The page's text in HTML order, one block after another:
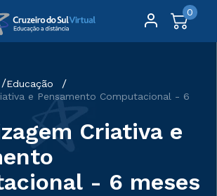
0
Educação
e Pensamento Computacional - 6
Criativa e
- 6 meses